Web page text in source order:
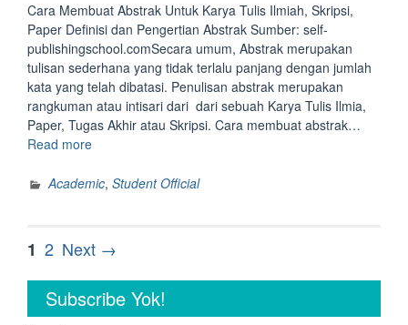
Cara Membuat Abstrak Untuk Karya Tulis Ilmiah, Skripsi,
Paper Definisi dan Pengertian Abstrak Sumber: self-
publishingschool.comSecara umum, Abstrak merupakan
tulisan sederhana yang tidak terlalu panjang dengan jumlah
kata yang telah dibatasi. Penulisan abstrak merupakan
rangkuman atau intisari dari dari sebuah Karya Tulis Ilmia,
Paper, Tugas Akhir atau Skripsi. Cara membuat abstrak…
Read more“Cara
Abstrak
Ilmiah,
Skripsi,
Paper”
Academic, Student Official
Posts
navigation
Page
1 Page
2 Next →
Subscribe Yok!